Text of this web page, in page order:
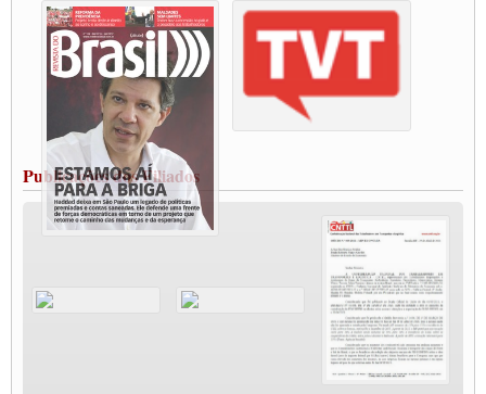
Condutores de Guarulhos farão greve sanitária nesta terça-feira (20)
Paralisação dos Caminhoneiros na #BR285, entrocamento que liga o Mercosul ao
Rio Grande
Caminhoneiros bloqueiam duas faixas na Castello Branco e fazem protesto
Modal-Live #13 Aumento da Violência Contra Mulher e o Adoecimento da Classe
Trabalhadora em Tempos de Pandemia
MODAL-LIVE#12 POLÍTICAS PÚBLICAS DE TRANSPORTE PARA A
CLASSE TRABALHADORA E ELEIÇÕES NA PANDEMIA
MODAL-LIVE#11 POLÍTICAS PÚBLICAS DE TRANSPORTE
JUVENTUDE DO TRANSPORTE: POR QUE DEVEMOS NOS ORGANIZAR?
Fabio Primo testa positivo para Coronavírus, mas está bem de saúde
Modal-Live#9 Quais são os direitos dos trabalhador@s que contraem a Covid-19 na
Participe da Campanha Fora Bolsonaro
CNTTL e FECOOTAC apoiam Campanha de testes de COVID-19 para
MODAL-LIVE#8 - Lideranças sindicais da CNTTL, CGTB e dos caminhoneiros
Publicações dos Filiados